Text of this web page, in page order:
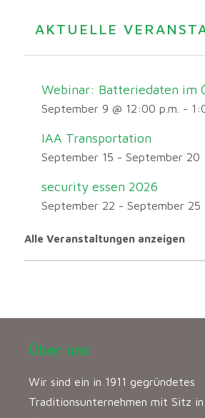
AKTUELLE
Webinar: Batteriedaten im
September 9 @ 12:00 p.m. -
IAA Transportation
September 15 - September 20
security essen 2026
September 22 - September 25
Alle Veranstaltungen anzeigen
Über uns
Wir sind ein in 1911 gegründetes
Traditionsunternehmen mit Sitz